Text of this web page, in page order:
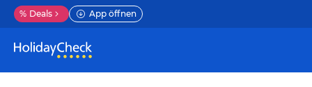
% Deals App öffnen